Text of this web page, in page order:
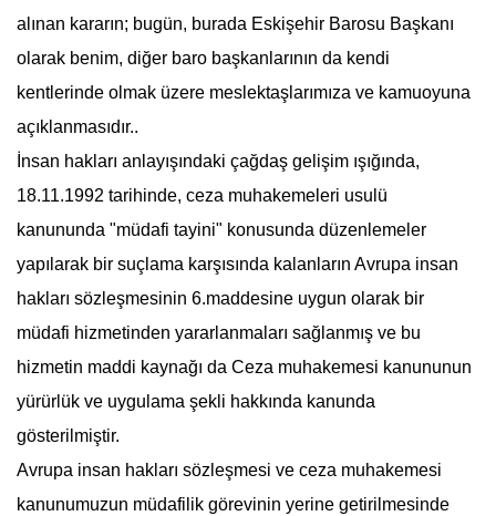
alınan kararın; bugün, burada Eskişehir Barosu Başkanı
olarak benim, diğer baro başkanlarının da kendi
kentlerinde olmak üzere meslektaşlarımıza ve kamuoyuna
açıklanmasıdır..
İnsan hakları anlayışındaki çağdaş gelişim ışığında,
18.11.1992 tarihinde, ceza muhakemeleri usulü
kanununda "müdafi tayini" konusunda düzenlemeler
yapılarak bir suçlama karşısında kalanların Avrupa insan
hakları sözleşmesinin 6.maddesine uygun olarak bir
müdafi hizmetinden yararlanmaları sağlanmış ve bu
hizmetin maddi kaynağı da Ceza muhakemesi kanununun
yürürlük ve uygulama şekli hakkında kanunda
gösterilmiştir.
Avrupa insan hakları sözleşmesi ve ceza muhakemesi
kanunumuzun müdafilik görevinin yerine getirilmesinde